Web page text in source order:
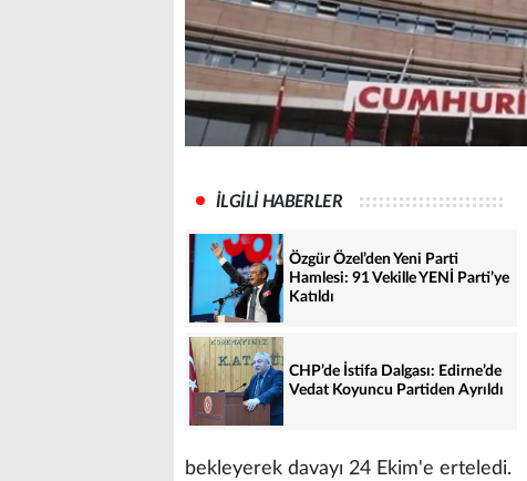
İLGİLİ HABERLER
Özgür Özel’den Yeni Parti
Hamlesi: 91 Vekille YENİ Parti’ye
Katıldı
CHP’de İstifa Dalgası: Edirne’de
Vedat Koyuncu Partiden Ayrıldı
bekleyerek davayı 24 Ekim'e erteledi.